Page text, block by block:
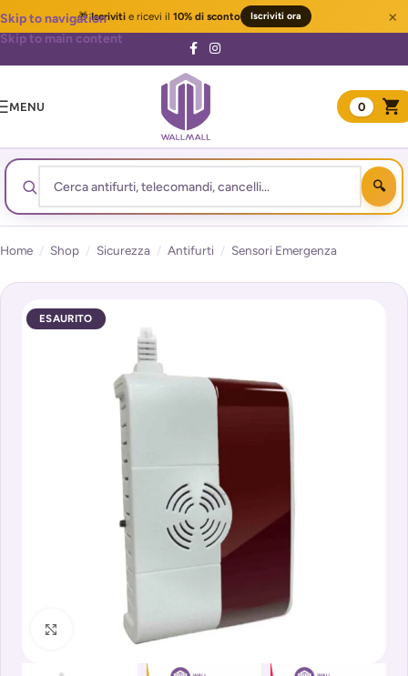
🎁Iscrivitie ricevi il 10% di sconto Iscriviti ora ×
Skip to navigation
Skip to main content
MENU 0
Home / Shop / Sicurezza / Antifurti / Sensori Emergenza
ESAURITO
Clicca per ingrandire